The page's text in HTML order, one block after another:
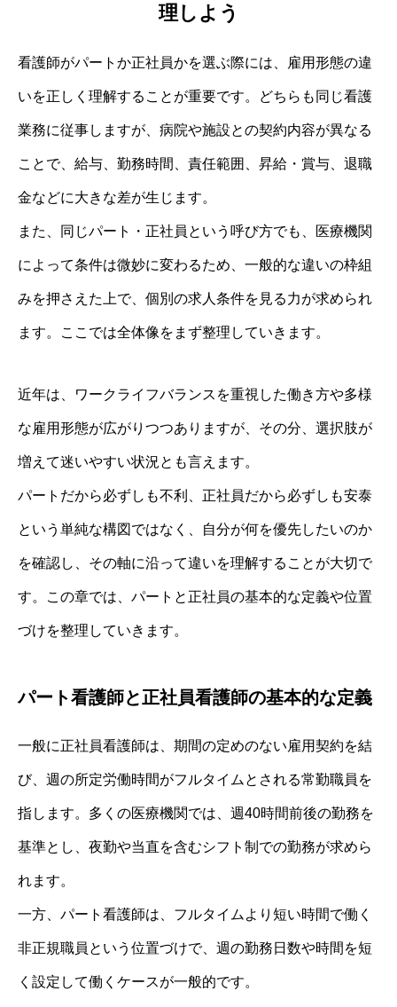
理しよう
看護師がパートか正社員かを選ぶ際には、雇用形態の違
いを正しく理解することが重要です。どちらも同じ看護
業務に従事しますが、病院や施設との契約内容が異なる
ことで、給与、勤務時間、責任範囲、昇給・賞与、退職
金などに大きな差が生じます。
また、同じパート・正社員という呼び方でも、医療機関
によって条件は微妙に変わるため、一般的な違いの枠組
みを押さえた上で、個別の求人条件を見る力が求められ
ます。ここでは全体像をまず整理していきます。
近年は、ワークライフバランスを重視した働き方や多様
な雇用形態が広がりつつありますが、その分、選択肢が
増えて迷いやすい状況とも言えます。
パートだから必ずしも不利、正社員だから必ずしも安泰
という単純な構図ではなく、自分が何を優先したいのか
を確認し、その軸に沿って違いを理解することが大切で
す。この章では、パートと正社員の基本的な定義や位置
づけを整理していきます。
パート看護師と正社員看護師の基本的な定義
一般に正社員看護師は、期間の定めのない雇用契約を結
び、週の所定労働時間がフルタイムとされる常勤職員を
指します。多くの医療機関では、週40時間前後の勤務を
基準とし、夜勤や当直を含むシフト制での勤務が求めら
れます。
一方、パート看護師は、フルタイムより短い時間で働く
非正規職員という位置づけで、週の勤務日数や時間を短
く設定して働くケースが一般的です。